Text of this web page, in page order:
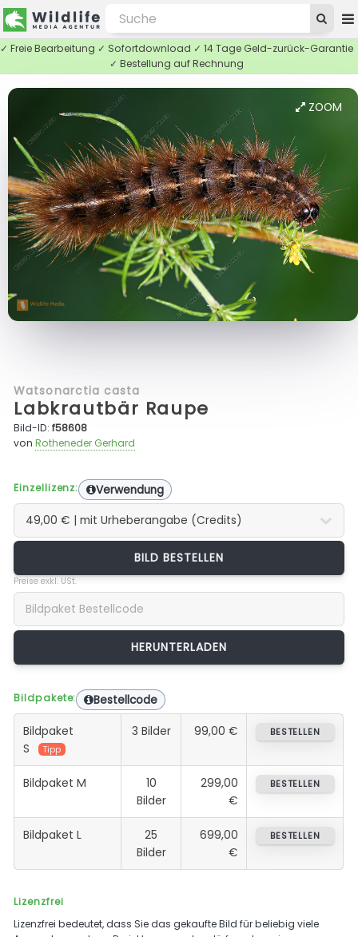
✓ Freie Bearbeitung ✓ Sofortdownload ✓ 14 Tage Geld-zurück-Garantie
✓ Bestellung auf Rechnung
ZOOM
Watsonarctia casta
Labkrautbär Raupe
Bild-ID:f58608
vonRotheneder Gerhard
Einzellizenz: Verwendung
BILD BESTELLEN
Preise exkl. USt.
Bildpakete: Bestellcode
Bildpaket
S
Tipp
3 Bilder 99,00 € BESTELLEN
Bildpaket M
10
Bilder
299,00
€
BESTELLEN
Bildpaket L
25
Bilder
699,00
€
BESTELLEN
Lizenzfrei
Lizenzfrei bedeutet, dass Sie das gekaufte Bild für beliebig viele